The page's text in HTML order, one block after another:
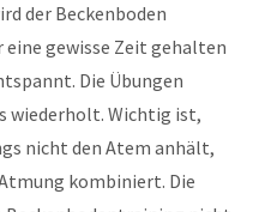
der Beckenboden
gewisse Zeit gehalten
Die Übungen
wiederholt. Wichtig ist,
nicht den Atem anhält,
kombiniert. Die